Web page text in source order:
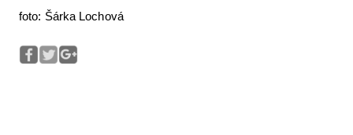
foto: Šárka Lochová